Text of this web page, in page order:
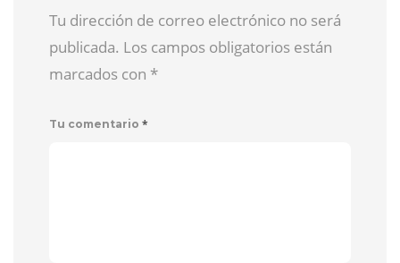
Tu dirección de correo electrónico no será
publicada. Los campos obligatorios están
marcados con *
Tu comentario *